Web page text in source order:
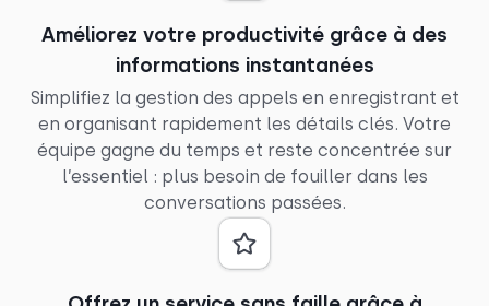
Améliorez votre productivité grâce à des
informations instantanées
Simplifiez la gestion des appels en enregistrant et
en organisant rapidement les détails clés. Votre
équipe gagne du temps et reste concentrée sur
l’essentiel : plus besoin de fouiller dans les
conversations passées.